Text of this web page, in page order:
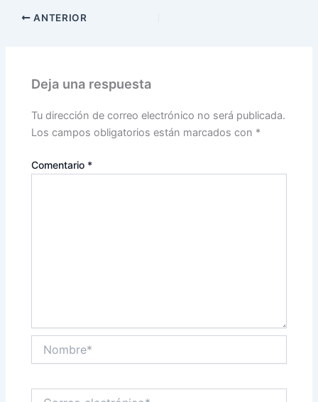
ANTERIOR
Deja una respuesta
Tu dirección de correo electrónico no será publicada.
Los campos obligatorios están marcados con *
Comentario *